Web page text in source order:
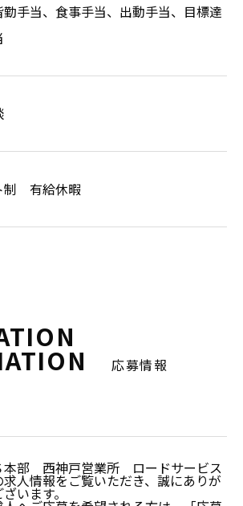
勤手当、食事手当、出動手当、目標達
制 有給休暇
応募情報
本部 西神戸営業所 ロードサービス
求人情報をご覧いただき、誠にありが
います。